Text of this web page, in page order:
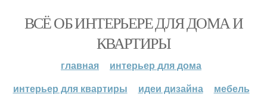
ВСЁ ОБ ИНТЕРЬЕРЕ ДЛЯ ДОМА И
КВАРТИРЫ
главная
интерьер для дома
интерьер для квартиры
идеи дизайна мебель